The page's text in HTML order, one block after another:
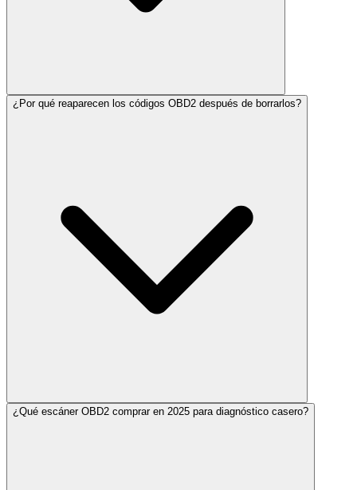
¿Por qué reaparecen los códigos OBD2 después de borrarlos?
¿Qué escáner OBD2 comprar en 2025 para diagnóstico casero?